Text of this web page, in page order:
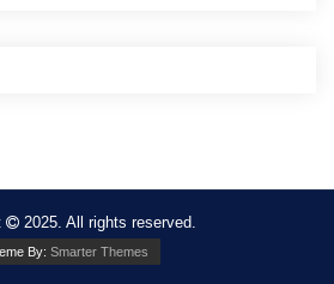
2025. All rights reserved.
By: Smarter Themes